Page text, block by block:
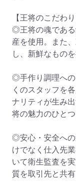
【王将のこだわり
◎王将の魂である
産を使用。また
し、新鮮なもの
◎手作り調理への
くのスタッフを
ナリティが生み
将の魅力のひと
◎安心・安全へ
けでなく仕入先
いて衛生監査を
質を取引先と共